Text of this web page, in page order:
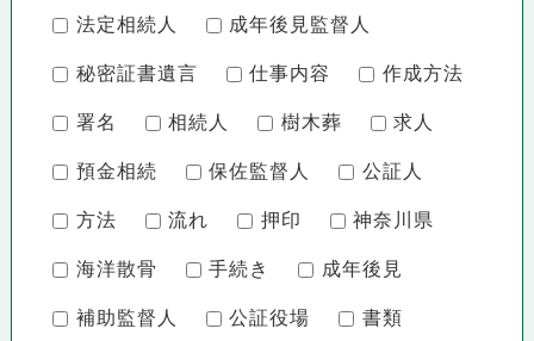
法定相続人 成年後見監督人
秘密証書遺言 仕事内容 作成方法
署名 相続人 樹木葬 求人
預金相続 保佐監督人 公証人
方法 流れ 押印 神奈川県
海洋散骨 手続き 成年後見
補助監督人 公証役場 書類